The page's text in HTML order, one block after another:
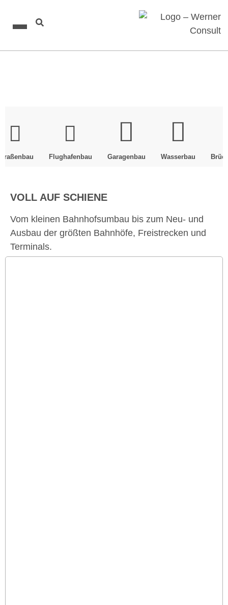
Flughafenbau Garagenbau Wasserbau
VOLL AUF SCHIENE
Vom kleinen Bahnhofsumbau bis zum Neu- und
Ausbau der größten Bahnhöfe, Freistrecken und
Terminals.